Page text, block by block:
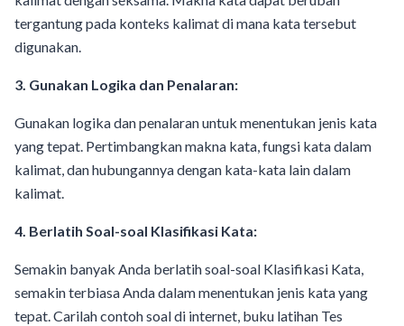
tergantung pada konteks kalimat di mana kata tersebut
digunakan.
3. Gunakan Logika dan Penalaran:
Gunakan logika dan penalaran untuk menentukan jenis kata
yang tepat. Pertimbangkan makna kata, fungsi kata dalam
kalimat, dan hubungannya dengan kata-kata lain dalam
kalimat.
4. Berlatih Soal-soal Klasifikasi Kata:
Semakin banyak Anda berlatih soal-soal Klasifikasi Kata,
semakin terbiasa Anda dalam menentukan jenis kata yang
tepat. Carilah contoh soal di internet, buku latihan Tes